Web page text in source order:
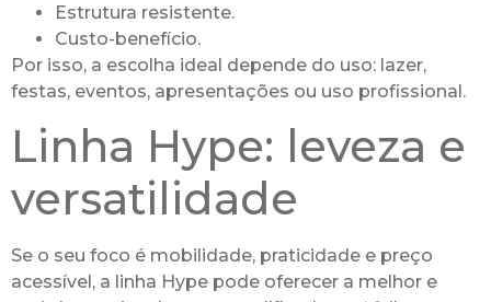
Estrutura resistente.
Custo-benefício.
Por isso, a escolha ideal depende do uso: lazer,
festas, eventos, apresentações ou uso profissional.
Linha Hype: leveza e
versatilidade
Se o seu foco é mobilidade, praticidade e preço
acessível, a linha Hype pode oferecer a melhor e